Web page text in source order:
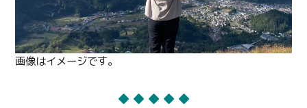
画像はイメージです。
◆ ◆ ◆ ◆ ◆